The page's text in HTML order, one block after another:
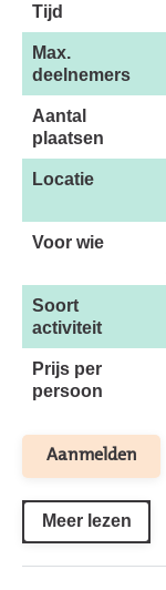
Tijd
Max.
deelnemers
Aantal
plaatsen
Locatie
Voor wie
Soort
activiteit
Prijs per
persoon
Aanmelden
Meer lezen